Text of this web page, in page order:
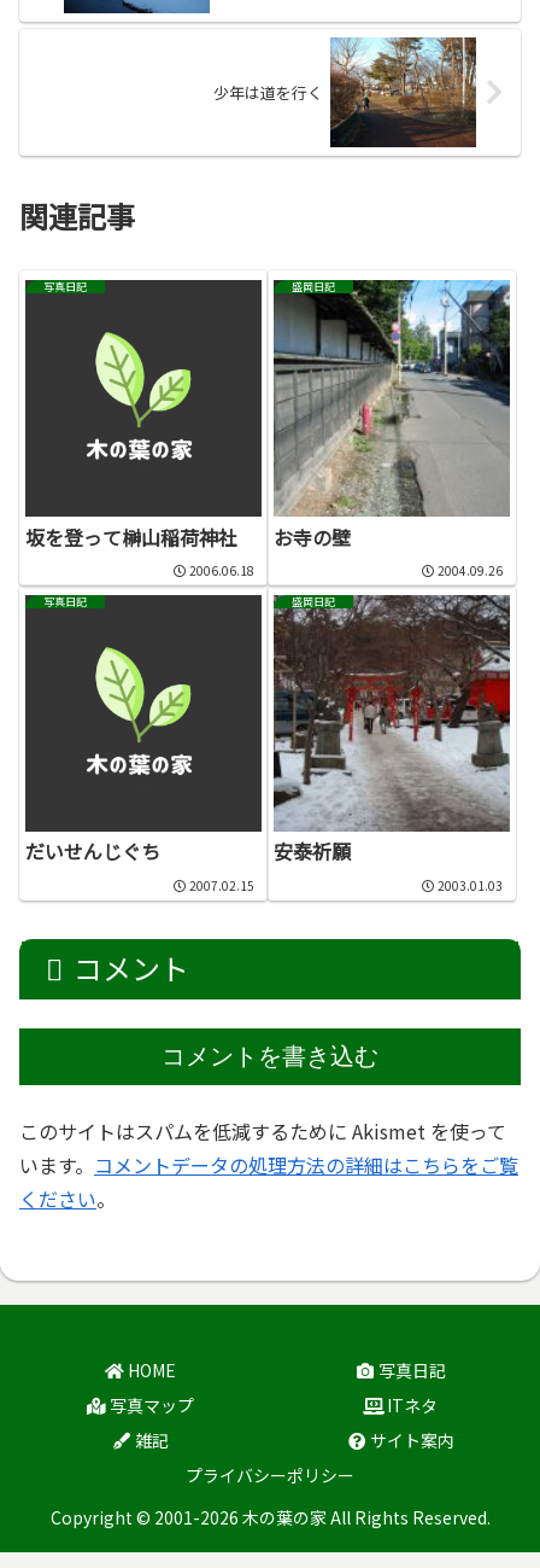
少年は道を行く
関連記事
写真日記
坂を登って榊山稲荷神社
2006.06.18
盛岡日記
お寺の壁
2004.09.26
写真日記
だいせんじぐち
2007.02.15
盛岡日記
安泰祈願
2003.01.03
コメント
コメントを書き込む
このサイトはスパムを低減するために Akismet を使って
います。 コメントデータの処理方法の詳細はこちらをご覧
ください。
HOME
写真日記
写真マップ
ITネタ
雑記
サイト案内
プライバシーポリシー
Copyright © 2001-2026 木の葉の家 All Rights Reserved.